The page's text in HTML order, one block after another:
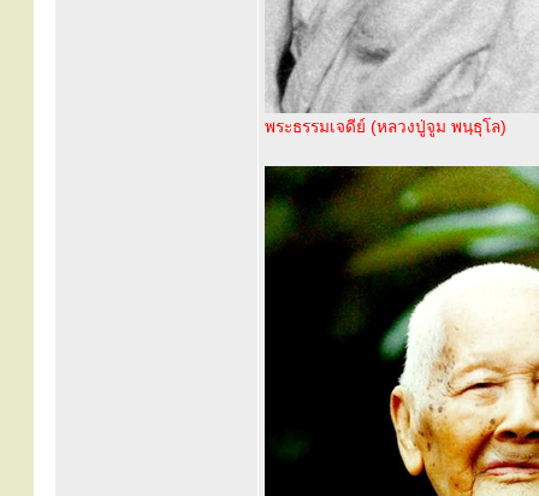
พระธรรมเจดีย์ (หลวงปู่จูม พนฺธุโล)